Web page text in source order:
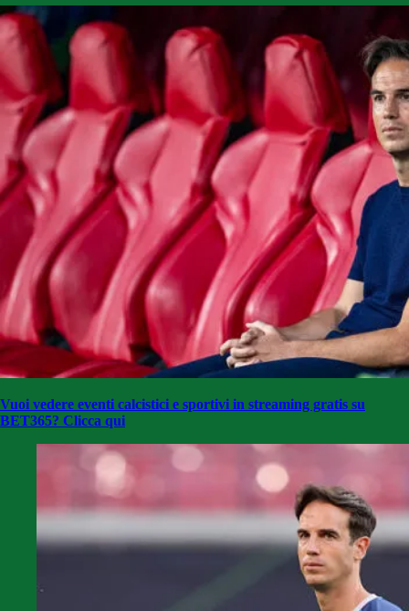
Vuoi vedere eventi calcistici e sportivi in streaming gratis su
BET365? Clicca qui